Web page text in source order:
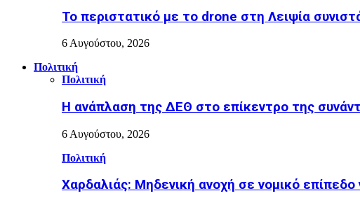
Το περιστατικό με το drone στη Λειψία
6 Αυγούστου, 2026
Πολιτική
Πολιτική
Η ανάπλαση της ΔΕΘ στο επίκεντρο της
6 Αυγούστου, 2026
Πολιτική
Χαρδαλιάς: Μηδενική ανοχή σε νομικό επίπεδο